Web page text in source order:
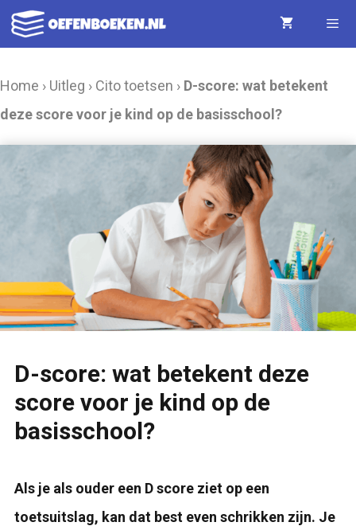
Ga
naar
Home › Uitleg › Cito toetsen › D-score: wat betekent
deze score voor je kind op de basisschool?
D-score: wat betekent deze
score voor je kind op de
basisschool?
Als je als ouder een D score ziet op een
toetsuitslag, kan dat best even schrikken zijn. Je